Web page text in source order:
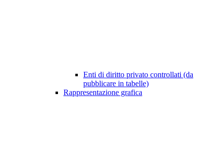
Enti di diritto privato controllati (da
pubblicare in tabelle)
Rappresentazione grafica